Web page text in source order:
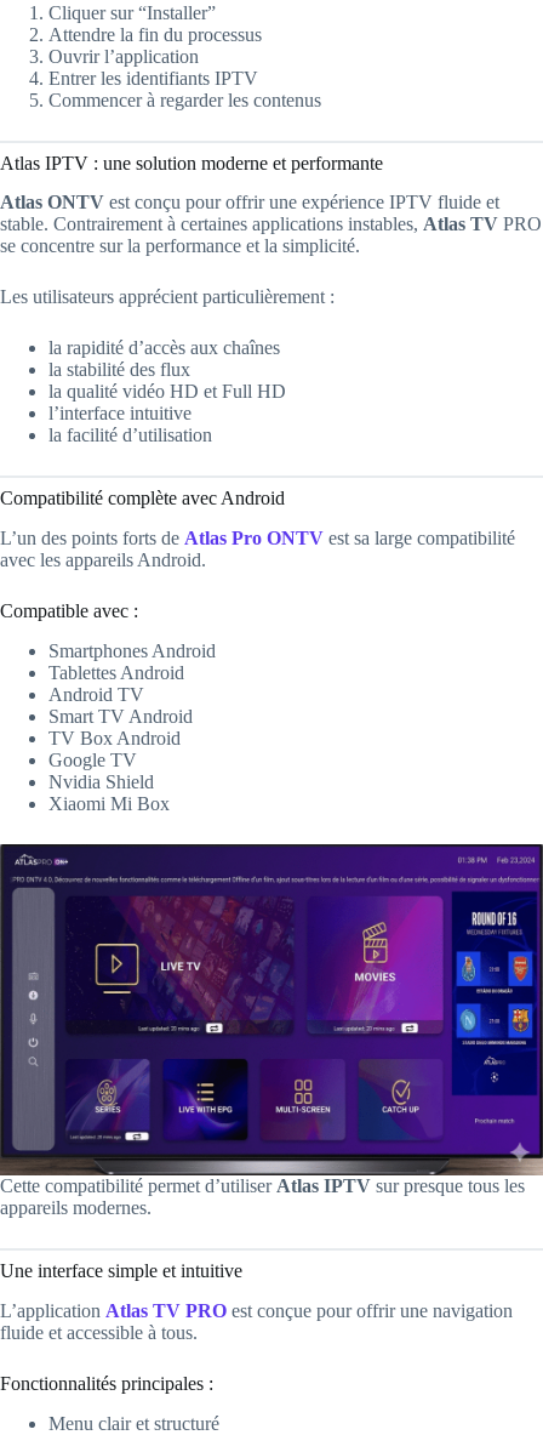
Cliquer sur “Installer”
Attendre la fin du processus
Ouvrir l’application
Entrer les identifiants IPTV
Commencer à regarder les contenus
Atlas IPTV : une solution moderne et performante
Atlas ONTV est conçu pour offrir une expérience IPTV fluide et
stable. Contrairement à certaines applications instables, Atlas TV PRO
se concentre sur la performance et la simplicité.
Les utilisateurs apprécient particulièrement :
la rapidité d’accès aux chaînes
la stabilité des flux
la qualité vidéo HD et Full HD
l’interface intuitive
la facilité d’utilisation
Compatibilité complète avec Android
L’un des points forts de Atlas Pro ONTV est sa large compatibilité
avec les appareils Android.
Compatible avec :
Smartphones Android
Tablettes Android
Android TV
Smart TV Android
TV Box Android
Google TV
Nvidia Shield
Xiaomi Mi Box
Cette compatibilité permet d’utiliserAtlas IPTV sur presque tous les
appareils modernes.
Une interface simple et intuitive
L’application Atlas TV PRO est conçue pour offrir une navigation
fluide et accessible à tous.
Fonctionnalités principales :
Menu clair et structuré